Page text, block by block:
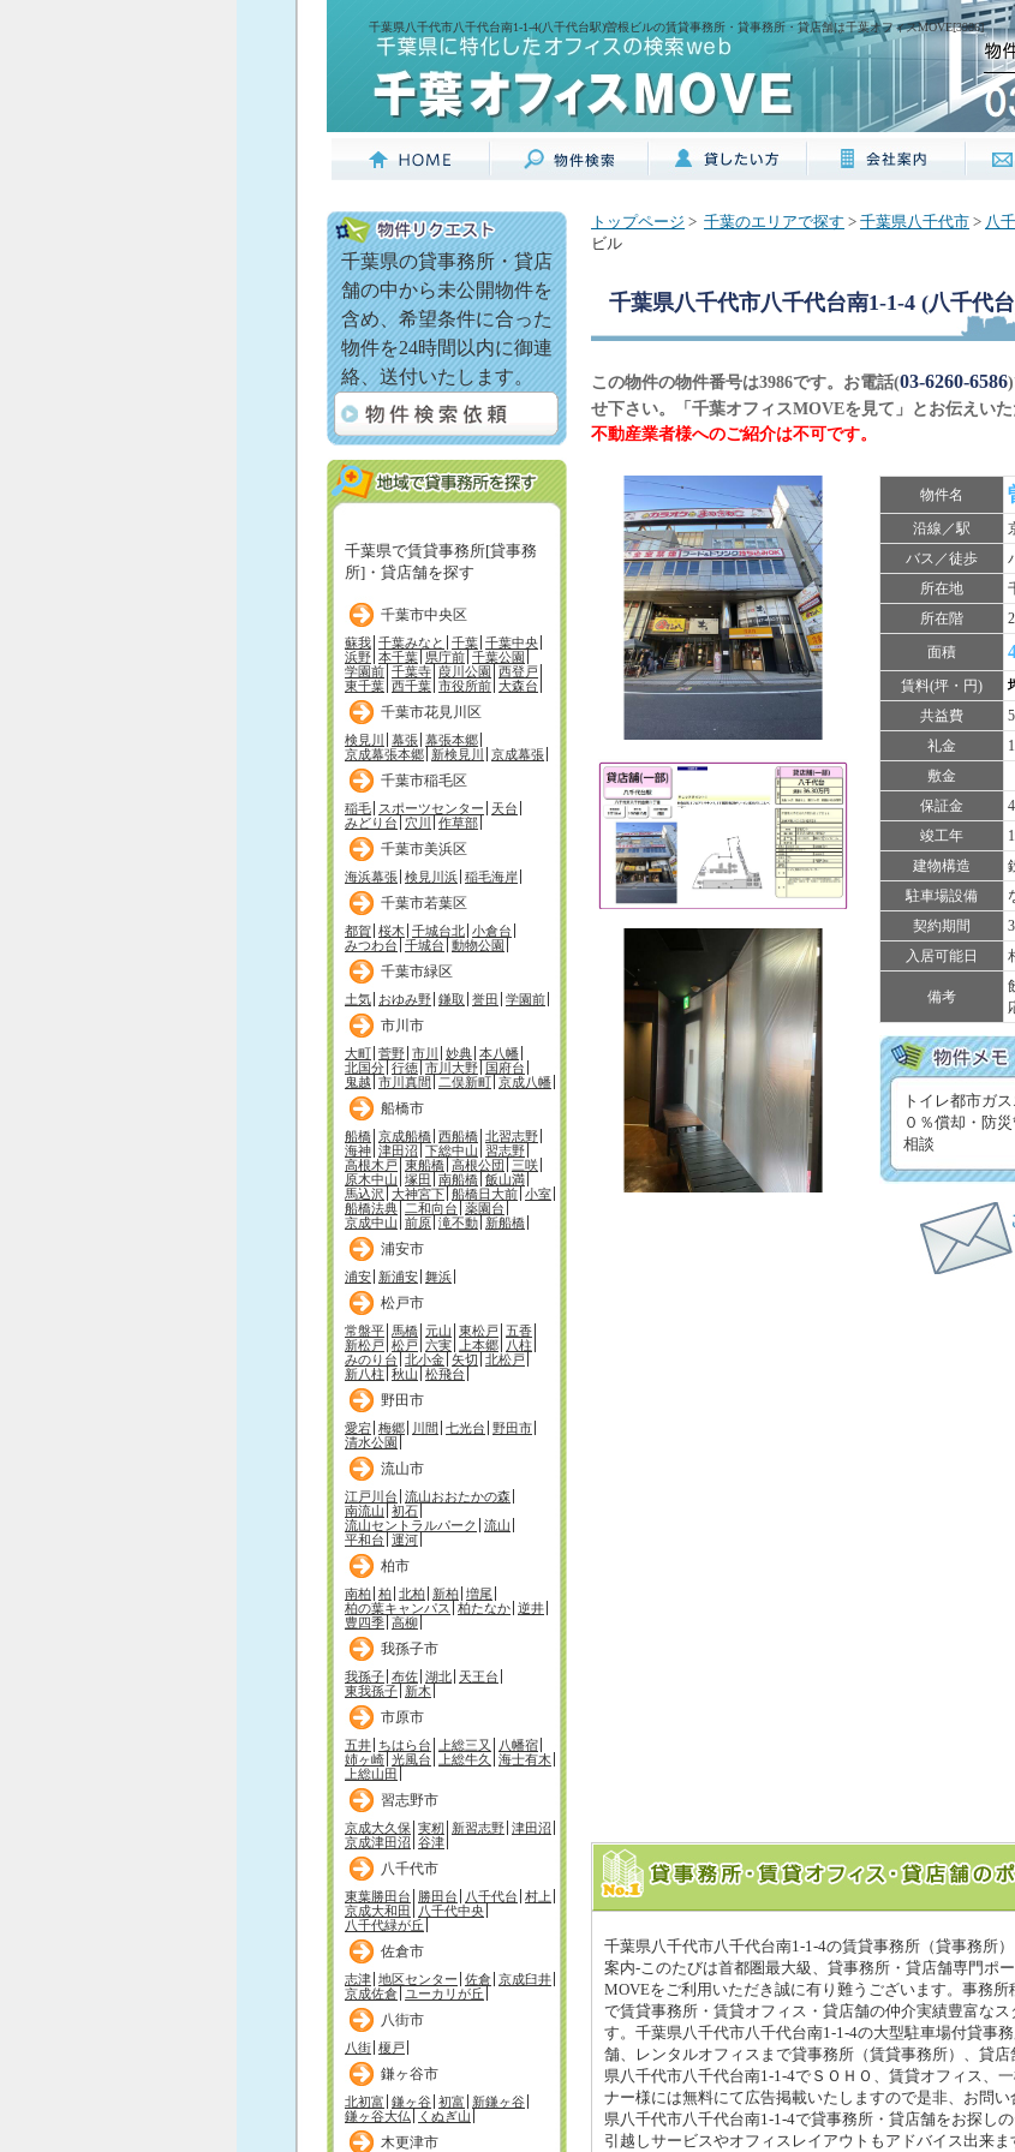
千葉県八千代市八千代台南1-1-4(八千代台駅)曽根ビルの賃貸事務所・貸事務所・貸店舗は千葉オフィスMOVE[3986]
千葉県の貸事務所・貸店
舗の中から未公開物件を
含め、希望条件に合った
物件を24時間以内に御連
絡、送付いたします。
千葉県で賃貸事務所[貸事務
所]・貸店舗を探す
千葉市中央区
蘇我 千葉みなと 千葉 千葉中央
浜野 本千葉 県庁前 千葉公園
学園前 千葉寺 葭川公園
西登戸
東千葉 西千葉 市役所前 大森台
千葉市花見川区
検見川 幕張 幕張本郷
京成幕張本郷 新検見川 京成幕張
千葉市稲毛区
稲毛 スポーツセンター
天台
みどり台 穴川 作草部
千葉市美浜区
海浜幕張 検見川浜 稲毛海岸
千葉市若葉区
都賀 桜木 千城台北 小倉台
みつわ台 千城台 動物公園
千葉市緑区
土気 おゆみ野 鎌取 誉田 学園前
市川市
大町 菅野 市川 妙典 本八幡
北国分 行徳 市川大野
国府台
鬼越 市川真間 二俣新町 京成八幡
船橋市
船橋 京成船橋 西船橋 北習志野
海神 津田沼 下総中山 習志野
高根木戸 東船橋 高根公団
三咲
原木中山 塚田 南船橋 飯山満
馬込沢 大神宮下 船橋日大前 小室
船橋法典 二和向台 薬園台
京成中山 前原 滝不動 新船橋
浦安市
浦安 新浦安 舞浜
松戸市
常盤平 馬橋 元山 東松戸 五香
新松戸 松戸 六実 上本郷
八柱
みのり台 北小金 矢切 北松戸
新八柱 秋山 松飛台
野田市
愛宕 梅郷 川間 七光台 野田市
清水公園
流山市
江戸川台 流山おおたかの森
南流山 初石
流山セントラルパーク
流山
平和台 運河
柏市
南柏 柏 北柏 新柏 増尾
柏の葉キャンパス
柏たなか 逆井
豊四季 高柳
我孫子市
我孫子 布佐 湖北 天王台
東我孫子 新木
市原市
五井 ちはら台 上総三又
八幡宿
姉ヶ崎 光風台 上総牛久
海士有木
上総山田
習志野市
京成大久保 実籾 新習志野 津田沼
京成津田沼 谷津
八千代市
東葉勝田台 勝田台 八千代台 村上
京成大和田
八千代中央
八千代緑が丘
佐倉市
志津 地区センター 佐倉 京成臼井
京成佐倉
ユーカリが丘
八街市
八街 榎戸
鎌ヶ谷市
北初富 鎌ヶ谷 初富
新鎌ヶ谷
鎌ヶ谷大仏
くぬぎ山
木更津市
トップページ > 千葉のエリアで探す > 千葉県八千代市 > 八
ビル
千葉県八千代市八千代台南1-1-4 (八千代
この物件の物件番号は3986です。お電話(03-6260-6586
せ下さい。「千葉オフィスMOVEを見て」とお伝えいた
不動産業者様へのご紹介は不可です。
物件名
沿線／駅
バス／徒歩
所在地
所在階
面積
賃料(坪・円)
共益費
礼金
敷金
保証金
竣工年
建物構造
駐車場設備
契約期間
入居可能日
備考
トイレ都市ガ
０％償却・防
相談
千葉県八千代市八千代台南1-1-4の賃貸事務所（貸事務所
案内-このたびは首都圏最大級、貸事務所・貸店舗専門ポ
MOVEをご利用いただき誠に有り難うございます。事務所
で賃貸事務所・賃貸オフィス・貸店舗の仲介実績豊富なス
す。千葉県八千代市八千代台南1-1-4の大型駐車場付貸事
舗、レンタルオフィスまで貸事務所（賃貸事務所）、貸
県八千代市八千代台南1-1-4でＳＯＨＯ、賃貸オフィス、
ナー様には無料にて広告掲載いたしますので是非、お問
県八千代市八千代台南1-1-4で貸事務所・貸店舗をお探し
引越しサービスやオフィスレイアウトもアドバイス出来ま